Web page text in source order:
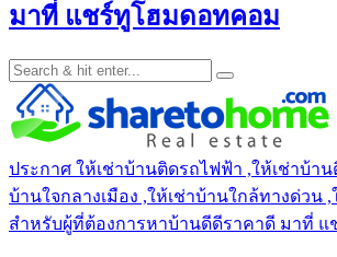
มาที่ แชร์ทูโฮมดอทคอม
ประกาศ ให้เช่าบ้านติดรถไฟฟ้า ,ให้เช่าบ้า
บ้านใจกลางเมือง ,ให้เช่าบ้านใกล้ทางด่วน
สำหรับผู้ที่ต้องการหาบ้านดีดีราคาดี มาที่